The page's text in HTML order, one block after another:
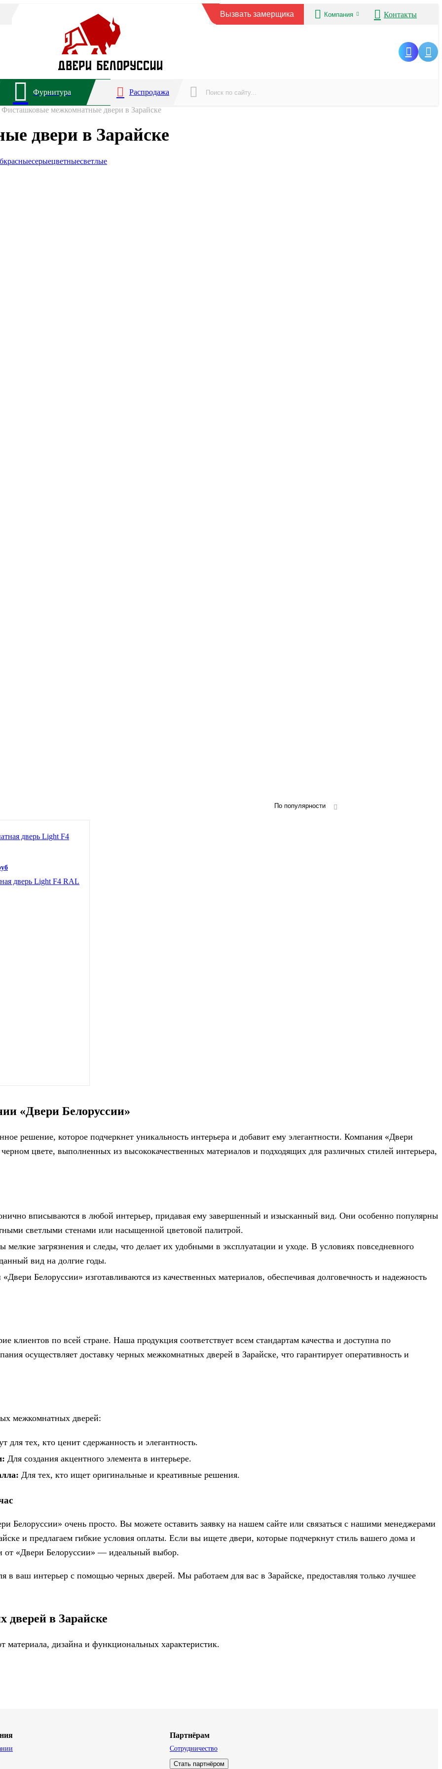
Вызвать замерщика Компания Контакты
Фурнитура Распродажа
Фисташковые межкомнатные двери в Зарайске
двери в Зарайске
красныесерыецветныесветлые
По популярности
дверь Light F4 RAL
«Двери Белоруссии»
решение, которое подчеркнет уникальность интерьера и добавит ему элегантности. Компания «Двери
цвете, выполненных из высококачественных материалов и подходящих для различных стилей интерьера,
вписываются в любой интерьер, придавая ему завершенный и изысканный вид. Они особенно популярны
светлыми стенами или насыщенной цветовой палитрой.
мелкие загрязнения и следы, что делает их удобными в эксплуатации и уходе. В условиях повседневного
вид на долгие годы.
Белоруссии» изготавливаются из качественных материалов, обеспечивая долговечность и надежность
клиентов по всей стране. Наша продукция соответствует всем стандартам качества и доступна по
осуществляет доставку черных межкомнатных дверей в Зарайске, что гарантирует оперативность и
межкомнатных дверей:
для тех, кто ценит сдержанность и элегантность.
Для создания акцентного элемента в интерьере.
Для тех, кто ищет оригинальные и креативные решения.
Белоруссии» очень просто. Вы можете оставить заявку на нашем сайте или связаться с нашими менеджерами
и предлагаем гибкие условия оплаты. Если вы ищете двери, которые подчеркнут стиль вашего дома и
от «Двери Белоруссии» — идеальный выбор.
в ваш интерьер с помощью черных дверей. Мы работаем для вас в Зарайске, предоставляя только лучшее
в Зарайске
материала, дизайна и функциональных характеристик.
Партнёрам
Сотрудничество
Стать партнёром